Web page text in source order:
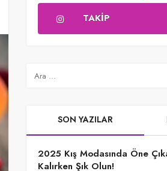
TAKIP
SON YAZILAR
2025 Kış Modasında Öne
Kalırken Şık Olun!